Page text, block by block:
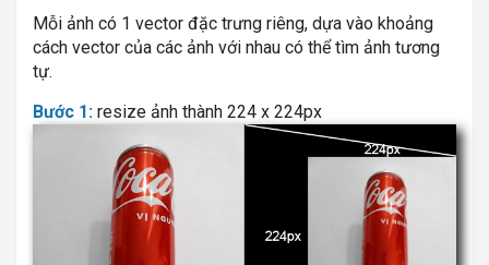
Mỗi ảnh có 1 vector đặc trưng riêng, dựa vào khoảng
cách vector của các ảnh với nhau có thể tìm ảnh tương
tự.
Bước 1: resize ảnh thành 224 x 224px